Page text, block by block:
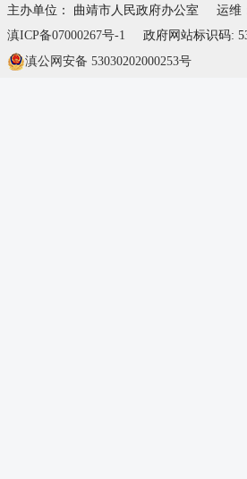
主办单位： 曲靖市人民政府办公室
运维
滇ICP备07000267号-1
政府网站标识码:
滇公网安备 53030202000253号